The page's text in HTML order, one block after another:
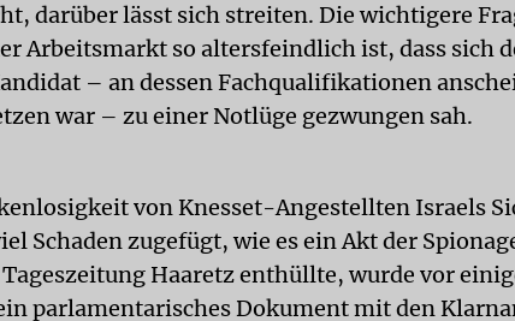
darüber lässt sich streiten. Die wichtigere
Arbeitsmarkt so altersfeindlich ist, dass sich
– an dessen Fachqualifikationen
war – zu einer Notlüge gezwungen sah.
von Knesset-Angestellten Israels
Schaden zugefügt, wie es ein Akt der
Haaretz enthüllte, wurde vor
parlamentarisches Dokument mit den